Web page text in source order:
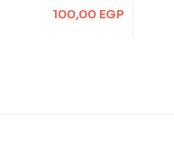
100,00 EGP